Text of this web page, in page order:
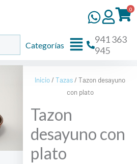
0
Flyout
Categorías
941 363
945
Inicio /Tazas / Tazon desayuno
con plato
Tazon
desayuno con
plato